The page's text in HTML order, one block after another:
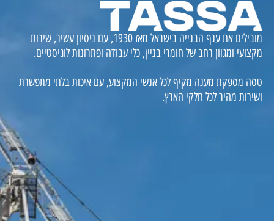
מובילים את ענף הבנייה בישראל מאז 1930, עם ניסיון עשיר, שירות
מקצועי ומגוון רחב של חומרי בניין, כלי עבודה ופתרונות לוגיסטיים.
טסה מספקת מענה מקיף לכל אנשי המקצוע, עם איכות בלתי מתפשרת
ושירות מהיר לכל חלקי הארץ.